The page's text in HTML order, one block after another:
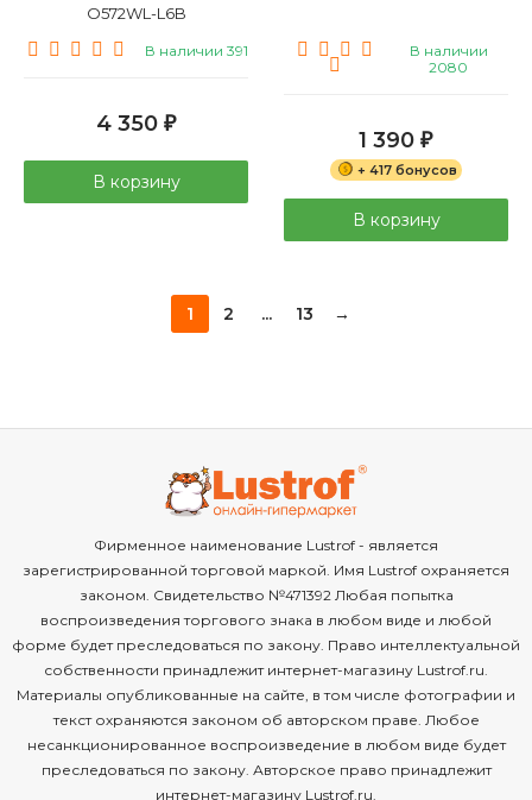
O572WL-L6B
В наличии 391
4 350 ₽
В корзину
В наличии
2080
1 390 ₽
+ 417 бонусов
В корзину
1 2 ... 13 →
Фирменное наименование Lustrof - является
зарегистрированной торговой маркой. Имя Lustrof охраняется
законом. Свидетельство №471392 Любая попытка
воспроизведения торгового знака в любом виде и любой
форме будет преследоваться по закону. Право интеллектуальной
собственности принадлежит интернет-магазину Lustrof.ru.
Материалы опубликованные на сайте, в том числе фотографии и
текст охраняются законом об авторском праве. Любое
несанкционированное воспроизведение в любом виде будет
преследоваться по закону. Авторское право принадлежит
интернет-магазину Lustrof.ru.